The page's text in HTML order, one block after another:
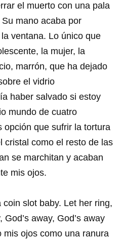
el muerto con una pala
mano acaba por
ventana. Lo único que
la mujer, la
marrón, que ha dejado
el vidrio
haber salvado si estoy
mundo de cuatro
opción que sufrir la tortura
cristal como el resto de las
se marchitan y acaban
mis ojos.
coin slot baby. Let her ring,
God’s away, God’s away
mis ojos como una ranura